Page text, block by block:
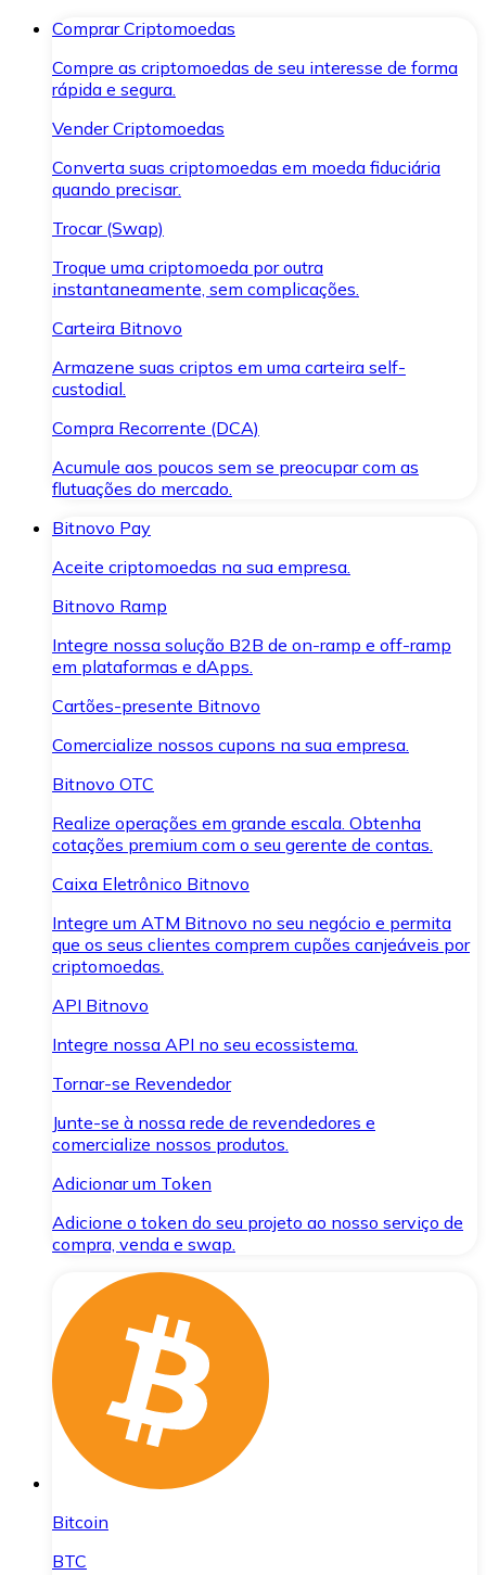
Comprar Criptomoedas
Compre as criptomoedas de seu interesse de forma
rápida e segura.
Vender Criptomoedas
Converta suas criptomoedas em moeda fiduciária
quando precisar.
Trocar (Swap)
Troque uma criptomoeda por outra
instantaneamente, sem complicações.
Carteira Bitnovo
Armazene suas criptos em uma carteira self-
custodial.
Compra Recorrente (DCA)
Acumule aos poucos sem se preocupar com as
flutuações do mercado.
Bitnovo Pay
Aceite criptomoedas na sua empresa.
Bitnovo Ramp
Integre nossa solução B2B de on-ramp e off-ramp
em plataformas e dApps.
Cartões-presente Bitnovo
Comercialize nossos cupons na sua empresa.
Bitnovo OTC
Realize operações em grande escala. Obtenha
cotações premium com o seu gerente de contas.
Caixa Eletrônico Bitnovo
Integre um ATM Bitnovo no seu negócio e permita
que os seus clientes comprem cupões canjeáveis por
criptomoedas.
API Bitnovo
Integre nossa API no seu ecossistema.
Tornar-se Revendedor
Junte-se à nossa rede de revendedores e
comercialize nossos produtos.
Adicionar um Token
Adicione o token do seu projeto ao nosso serviço de
compra, venda e swap.
Bitcoin
BTC